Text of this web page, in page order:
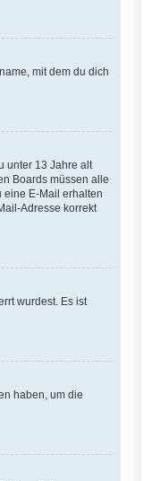
mit dem du dich
unter 13 Jahre alt
Boards müssen alle
eine E-Mail erhalten
Adresse korrekt
wurdest. Es ist
haben, um die